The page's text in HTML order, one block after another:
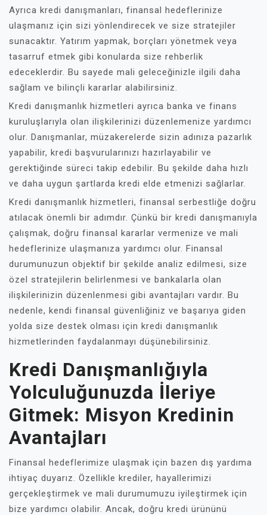
Ayrıca kredi danışmanları, finansal hedeflerinize
ulaşmanız için sizi yönlendirecek ve size stratejiler
sunacaktır. Yatırım yapmak, borçları yönetmek veya
tasarruf etmek gibi konularda size rehberlik
edeceklerdir. Bu sayede mali geleceğinizle ilgili daha
sağlam ve bilinçli kararlar alabilirsiniz.
Kredi danışmanlık hizmetleri ayrıca banka ve finans
kuruluşlarıyla olan ilişkilerinizi düzenlemenize yardımcı
olur. Danışmanlar, müzakerelerde sizin adınıza pazarlık
yapabilir, kredi başvurularınızı hazırlayabilir ve
gerektiğinde süreci takip edebilir. Bu şekilde daha hızlı
ve daha uygun şartlarda kredi elde etmenizi sağlarlar.
Kredi danışmanlık hizmetleri, finansal serbestliğe doğru
atılacak önemli bir adımdır. Çünkü bir kredi danışmanıyla
çalışmak, doğru finansal kararlar vermenize ve mali
hedeflerinize ulaşmanıza yardımcı olur. Finansal
durumunuzun objektif bir şekilde analiz edilmesi, size
özel stratejilerin belirlenmesi ve bankalarla olan
ilişkilerinizin düzenlenmesi gibi avantajları vardır. Bu
nedenle, kendi finansal güvenliğiniz ve başarıya giden
yolda size destek olması için kredi danışmanlık
hizmetlerinden faydalanmayı düşünebilirsiniz.
Kredi Danışmanlığıyla
Yolculuğunuzda İleriye
Gitmek: Misyon Kredinin
Avantajları
Finansal hedeflerimize ulaşmak için bazen dış yardıma
ihtiyaç duyarız. Özellikle krediler, hayallerimizi
gerçekleştirmek ve mali durumumuzu iyileştirmek için
bize yardımcı olabilir. Ancak, doğru kredi ürününü